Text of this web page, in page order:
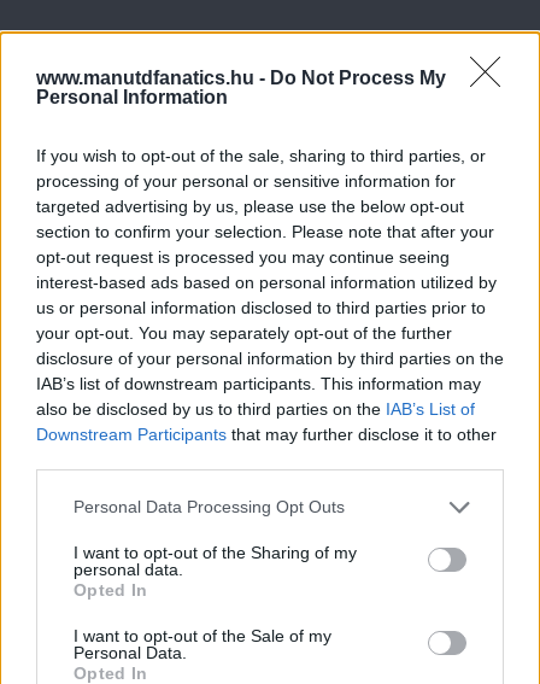
www.manutdfanatics.hu - Do Not Process My
Personal Information
If you wish to opt-out of the sale, sharing to third parties, or
processing of your personal or sensitive information for
targeted advertising by us, please use the below opt-out
section to confirm your selection. Please note that after your
opt-out request is processed you may continue seeing
interest-based ads based on personal information utilized by
us or personal information disclosed to third parties prior to
your opt-out. You may separately opt-out of the further
disclosure of your personal information by third parties on the
IAB’s list of downstream participants. This information may
also be disclosed by us to third parties on the IAB’s List of
Downstream Participants that may further disclose it to other
Please note that this website/app uses one or more Google
not limited to your visit or usage behaviour. You may click to
grant or deny consent to Google and its third-party tags to
use your data for below specified purposes in below Google
consent section.
Personal Data Processing Opt Outs
I want to opt-out of the Sharing of my
personal data.
Opted In
I want to opt-out of the Sale of my
Personal Data.
Opted In